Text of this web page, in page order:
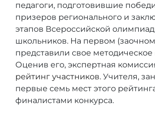
педагоги, подготовившие
призеров регионального и
этапов Всероссийской
школьников. На первом
представили свое
Оценив его, экспертная
рейтинг участников. Учителя,
первые семь мест этого
финалистами конкурса.